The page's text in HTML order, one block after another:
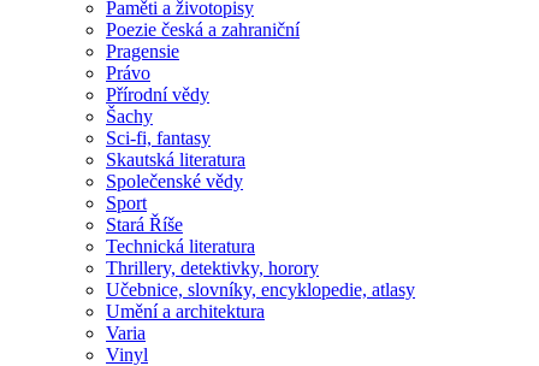
Paměti a životopisy
Poezie česká a zahraniční
Pragensie
Právo
Přírodní vědy
Šachy
Sci-fi, fantasy
Skautská literatura
Společenské vědy
Sport
Stará Říše
Technická literatura
Thrillery, detektivky, horory
Učebnice, slovníky, encyklopedie, atlasy
Umění a architektura
Varia
Vinyl